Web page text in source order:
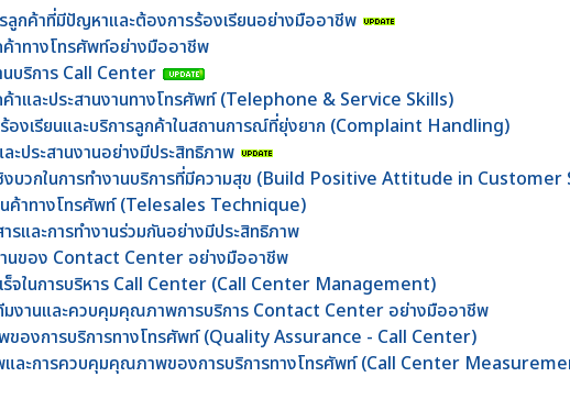
ลูกค้าที่มีปัญหาและต้องการร้องเรียนอย่างมืออาชีพ
าทางโทรศัพท์อย่างมืออาชีพ
นบริการ Call Center
ค้าและประสานงานทางโทรศัพท์ (Telephone & Service Skills)
องเรียนและบริการลูกค้าในสถานการณ์ที่ยุ่งยาก (Complaint Handling)
ะประสานงานอย่างมีประสิทธิภาพ
งบวกในการทำงานบริการที่มีความสุข (Build Positive Attitude in Customer
นค้าทางโทรศัพท์ (Telesales Technique)
และการทำงานร่วมกันอย่างมีประสิทธิภาพ
านของ Contact Center อย่างมืออาชีพ
ร็จในการบริหาร Call Center (Call Center Management)
มงานและควบคุมคุณภาพการบริการ Contact Center อย่างมืออาชีพ
องการบริการทางโทรศัพท์ (Quality Assurance - Call Center)
และการควบคุมคุณภาพของการบริการทางโทรศัพท์ (Call Center